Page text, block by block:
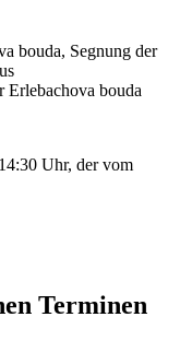
bouda, Segnung der
Erlebachova bouda
Uhr, der vom
Terminen